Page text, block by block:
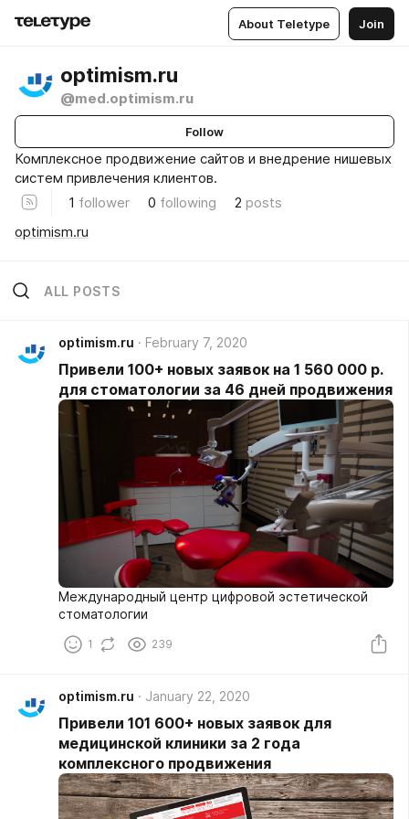
About Teletype Join
optimism.ru
@med.optimism.ru
Follow
Комплексное продвижение сайтов и внедрение нишевых
систем привлечения клиентов.
1 follower 0 following 2 posts
optimism.ru
ALL POSTS
optimism.ru February 7, 2020
Привели 100+ новых заявок на 1 560 000 р.
для стоматологии за 46 дней продвижения
Международный центр цифровой эстетической
стоматологии
1 239
optimism.ru January 22, 2020
Привели 101 600+ новых заявок для
медицинской клиники за 2 года
комплексного продвижения